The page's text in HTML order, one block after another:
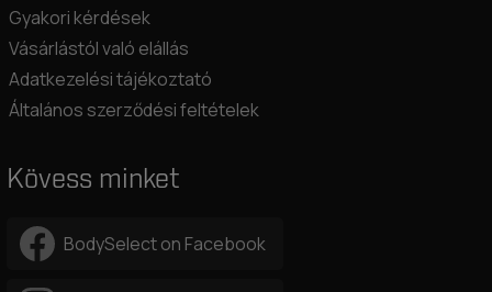
Gyakori kérdések
Vásárlástól való elállás
Adatkezelési tájékoztató
Általános szerződési feltételek
Kövess minket
BodySelect on Facebook